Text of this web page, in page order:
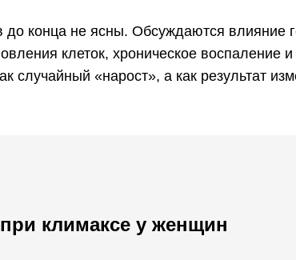
конца не ясны. Обсуждаются влияние
клеток, хроническое воспаление
случайный «нарост», а как результат
климаксе у женщин